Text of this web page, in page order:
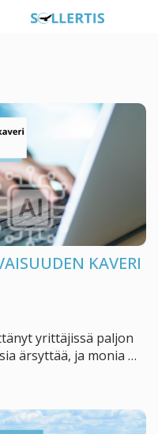
KAVERI
yrittäjissä paljon
ärsyttää, ja monia …